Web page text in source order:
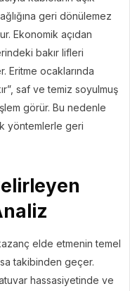
geri dönülemez
Ekonomik açıdan
bakır lifleri
Eritme ocaklarında
saf ve temiz soyulmuş
görür. Bu nedenle
yöntemlerle geri
elde etmenin temel
takibinden geçer.
hassasiyetinde ve